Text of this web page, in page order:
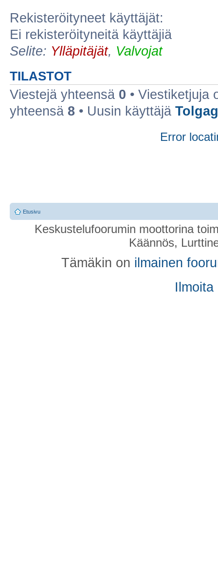
Rekisteröityneet käyttäjät:
Ei rekisteröityneitä käyttäjiä
Selite: Ylläpitäjät, Valvojat
TILASTOT
Viestejä yhteensä 0 • Viestiketjuja
yhteensä 8 • Uusin käyttäjä
Error
Etusivu
Keskustelufoorumin moottorina
Käännös,
Tämäkin on ilmainen